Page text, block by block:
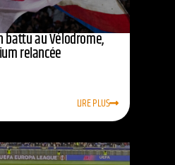
battu au Vélodrome,
relancée
LIRE PLUS